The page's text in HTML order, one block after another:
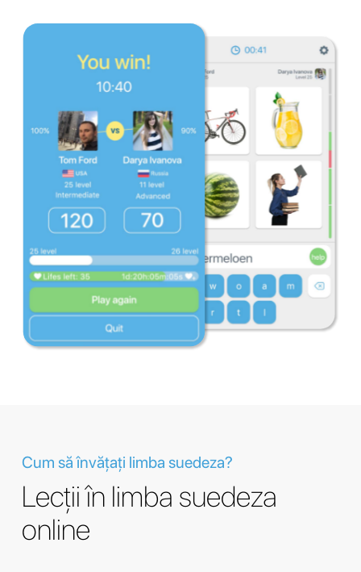
Cum să învățați limba suedeza?
Lecții în limba suedeza
online